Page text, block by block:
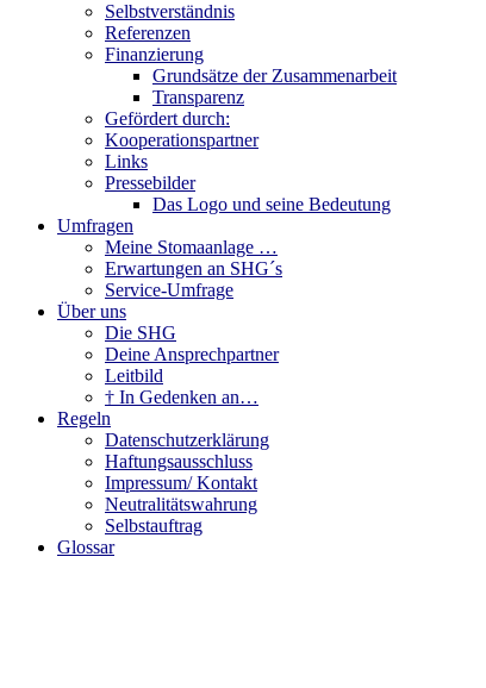
Selbstverständnis
Referenzen
Finanzierung
Grundsätze der Zusammenarbeit
Transparenz
Gefördert durch:
Kooperationspartner
Links
Pressebilder
Das Logo und seine Bedeutung
Umfragen
Meine Stomaanlage …
Erwartungen an SHG´s
Service-Umfrage
Über uns
Die SHG
Deine Ansprechpartner
Leitbild
† In Gedenken an…
Regeln
Datenschutzerklärung
Haftungsausschluss
Impressum/ Kontakt
Neutralitätswahrung
Selbstauftrag
Glossar